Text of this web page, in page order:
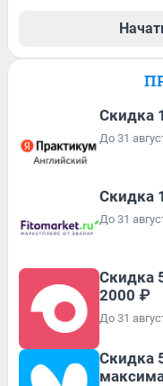
Скидка
До 31
Скидка
До 31
Скидка
2000 ₽
До 31
Скидка